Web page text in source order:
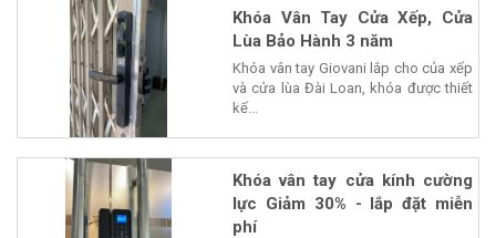
Khóa Vân Tay Cửa Xếp, Cửa
Lùa Bảo Hành 3 năm
Khóa vân tay Giovani lắp cho của xếp
và cửa lùa Đài Loan, khóa được thiết
kế...
Khóa vân tay cửa kính cường
lực Giảm 30% - lắp đặt miễn
phí